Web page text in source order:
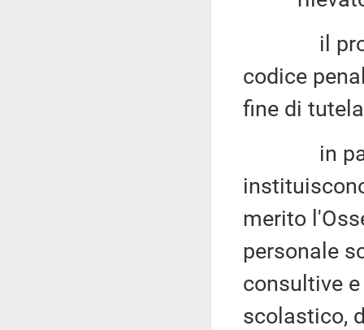
il
codice
fine di
in
merito
personale
consultive
scolastico,